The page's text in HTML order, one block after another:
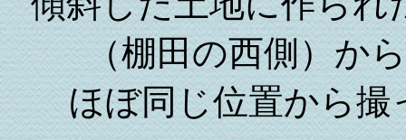
（棚田の西側）か
ほぼ同じ位置から撮